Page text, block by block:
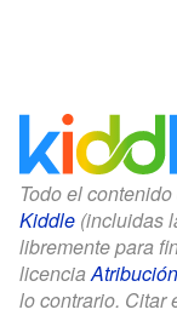
Todo el
Kiddle (incluidas
libremente para
licencia
lo contrario. Citar